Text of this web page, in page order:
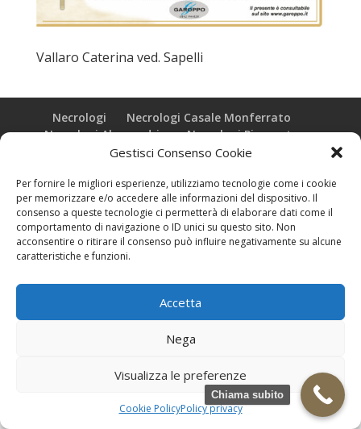
Gestisci Consenso Cookie
Per fornire le migliori esperienze, utilizziamo tecnologie come i cookie
per memorizzare e/o accedere alle informazioni del dispositivo. Il
consenso a queste tecnologie ci permetterà di elaborare dati come il
comportamento di navigazione o ID unici su questo sito. Non
acconsentire o ritirare il consenso può influire negativamente su alcune
caratteristiche e funzioni.
Accetta
Nega
Visualizza le preferenze
Cookie PolicyPolicy privacy
Vallaro Caterina ved. Sapelli
Necrologi
Necrologi Casale Monferrato
Necrologi Alessandria
Necrologi Piemonte
Casale Monferrato info@zeropensieri-cloud
Chiama subito